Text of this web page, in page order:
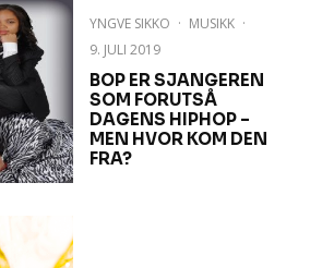
YNGVE SIKKO · MUSIKK ·
9. JULI 2019
BOP ER SJANGEREN
SOM FORUTSÅ
DAGENS HIPHOP –
MEN HVOR KOM DEN
FRA?